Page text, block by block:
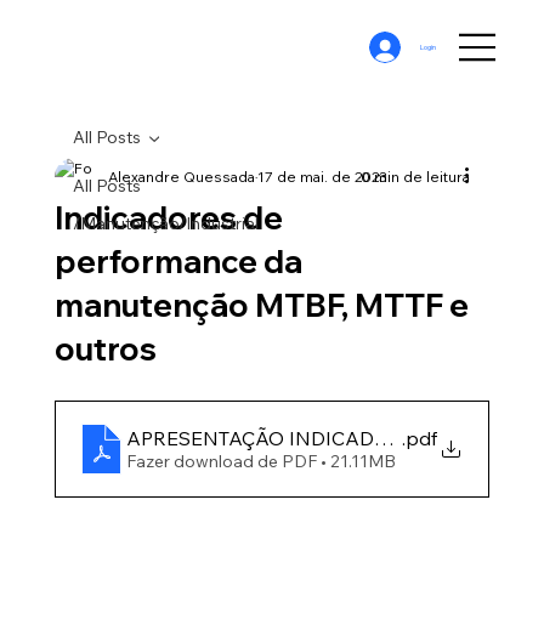
Login
All Posts
/Manutenção/Industrial
All Posts
Indicadores de
performance da
manutenção MTBF, MTTF e
outros
Alexandre Quessada17 de mai. de 20230 min de leitura
APRESENTAÇÃO INDICADORES DA
.pdf
Fazer download de PDF • 21.11MB